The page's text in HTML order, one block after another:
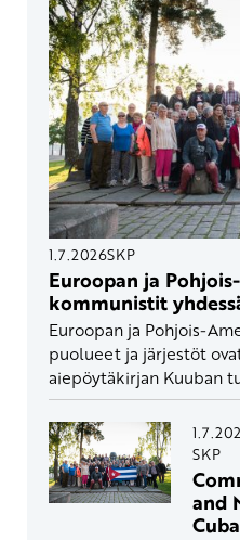
1.7.2026SKP
Euroopan ja
kommunistit
Euroopan ja Pohjois-
puolueet ja järjestöt
aiepöytäkirjan Kuuban
SKP
and
Cuba